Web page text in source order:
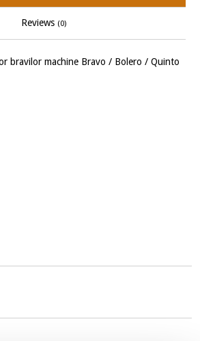
Reviews (0)
bravilor machine Bravo / Bolero / Quinto